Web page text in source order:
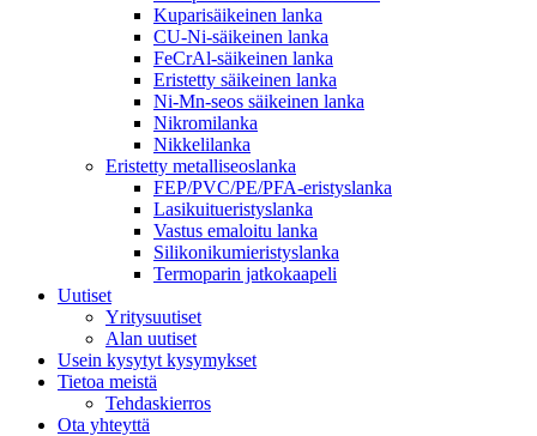
Kuparisäikeinen lanka
CU-Ni-säikeinen lanka
FeCrAl-säikeinen lanka
Eristetty säikeinen lanka
Ni-Mn-seos säikeinen lanka
Nikromilanka
Nikkelilanka
Eristetty metalliseoslanka
FEP/PVC/PE/PFA-eristyslanka
Lasikuitueristyslanka
Vastus emaloitu lanka
Silikonikumieristyslanka
Termoparin jatkokaapeli
Uutiset
Yritysuutiset
Alan uutiset
Usein kysytyt kysymykset
Tietoa meistä
Tehdaskierros
Ota yhteyttä